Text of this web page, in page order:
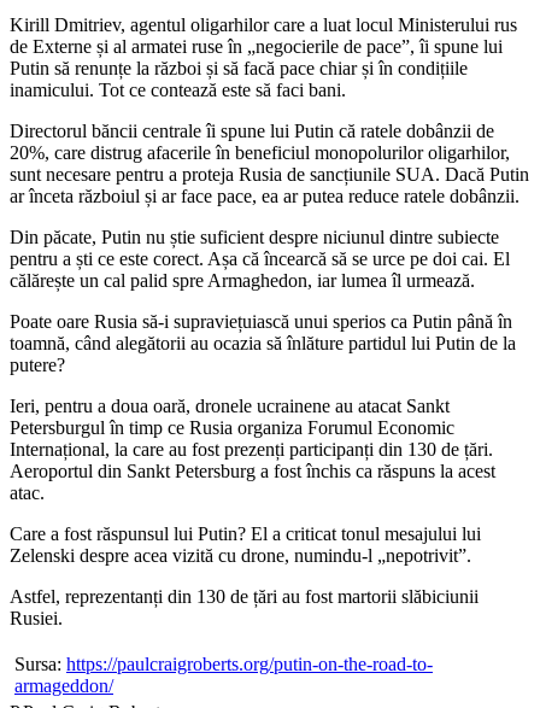
Kirill Dmitriev, agentul oligarhilor care a luat locul Ministerului rus
de Externe și al armatei ruse în „negocierile de pace”, îi spune lui
Putin să renunțe la război și să facă pace chiar și în condițiile
inamicului. Tot ce contează este să faci bani.
Directorul băncii centrale îi spune lui Putin că ratele dobânzii de
20%, care distrug afacerile în beneficiul monopolurilor oligarhilor,
sunt necesare pentru a proteja Rusia de sancțiunile SUA. Dacă Putin
ar înceta războiul și ar face pace, ea ar putea reduce ratele dobânzii.
Din păcate, Putin nu știe suficient despre niciunul dintre subiecte
pentru a ști ce este corect. Așa că încearcă să se urce pe doi cai. El
călărește un cal palid spre Armaghedon, iar lumea îl urmează.
Poate oare Rusia să-i supraviețuiască unui sperios ca Putin până în
toamnă, când alegătorii au ocazia să înlăture partidul lui Putin de la
putere?
Ieri, pentru a doua oară, dronele ucrainene au atacat Sankt
Petersburgul în timp ce Rusia organiza Forumul Economic
Internațional, la care au fost prezenți participanți din 130 de țări.
Aeroportul din Sankt Petersburg a fost închis ca răspuns la acest
atac.
Care a fost răspunsul lui Putin? El a criticat tonul mesajului lui
Zelenski despre acea vizită cu drone, numindu-l „nepotrivit”.
Astfel, reprezentanți din 130 de țări au fost martorii slăbiciunii
Rusiei.
Sursa: https://paulcraigroberts.org/putin-on-the-road-to-
armageddon/